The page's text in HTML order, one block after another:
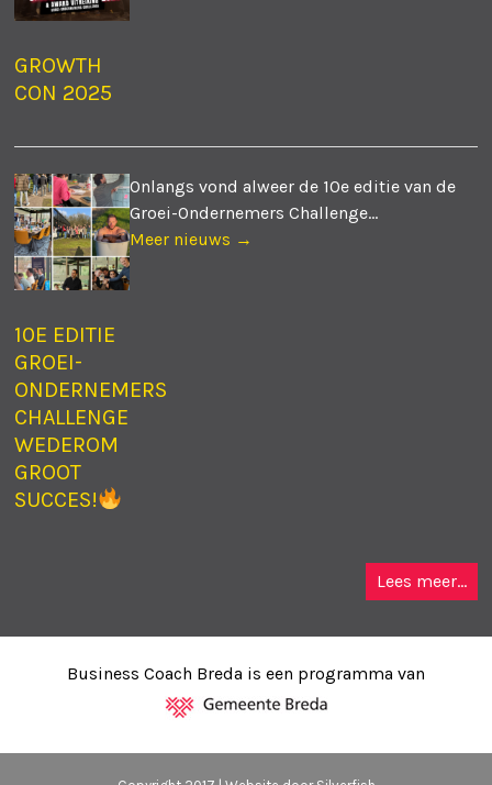
GROWTH
CON 2025
10E EDITIE
GROEI-
ONDERNEMERS
CHALLENGE
WEDEROM
GROOT
SUCCES!
Onlangs vond alweer de 10e editie van de
Groei-Ondernemers Challenge...
Meer nieuws →
Lees meer...
Business Coach Breda is een programma van